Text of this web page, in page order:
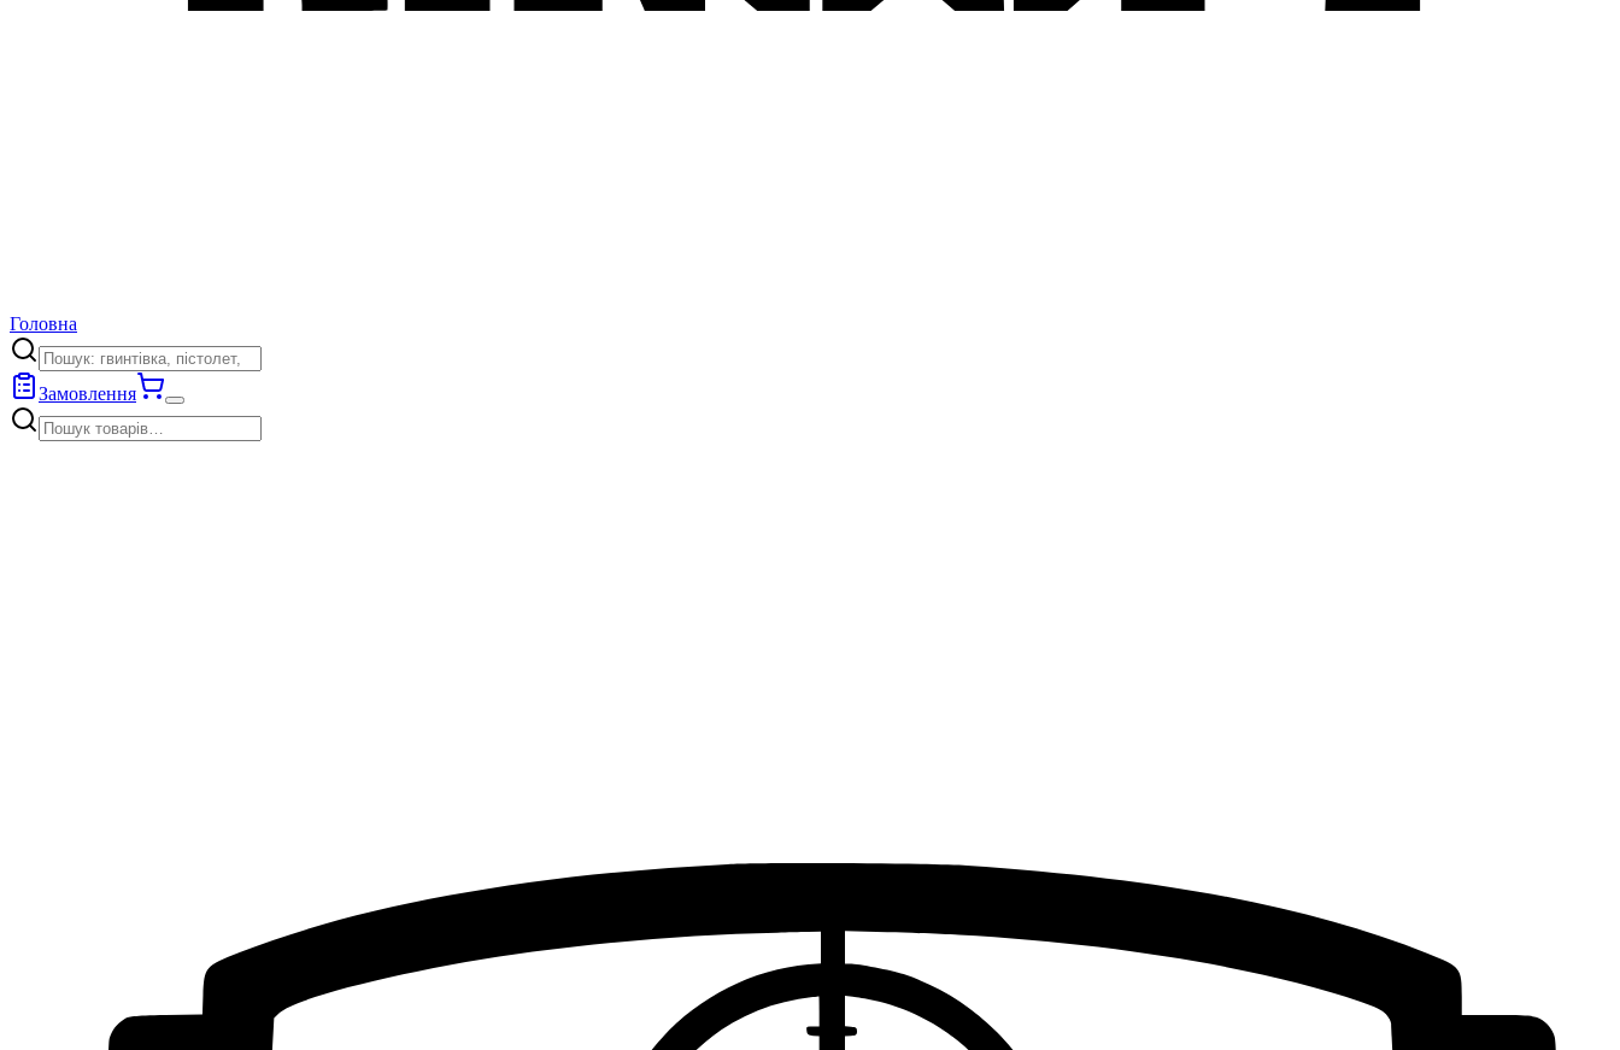
Головна
Замовлення